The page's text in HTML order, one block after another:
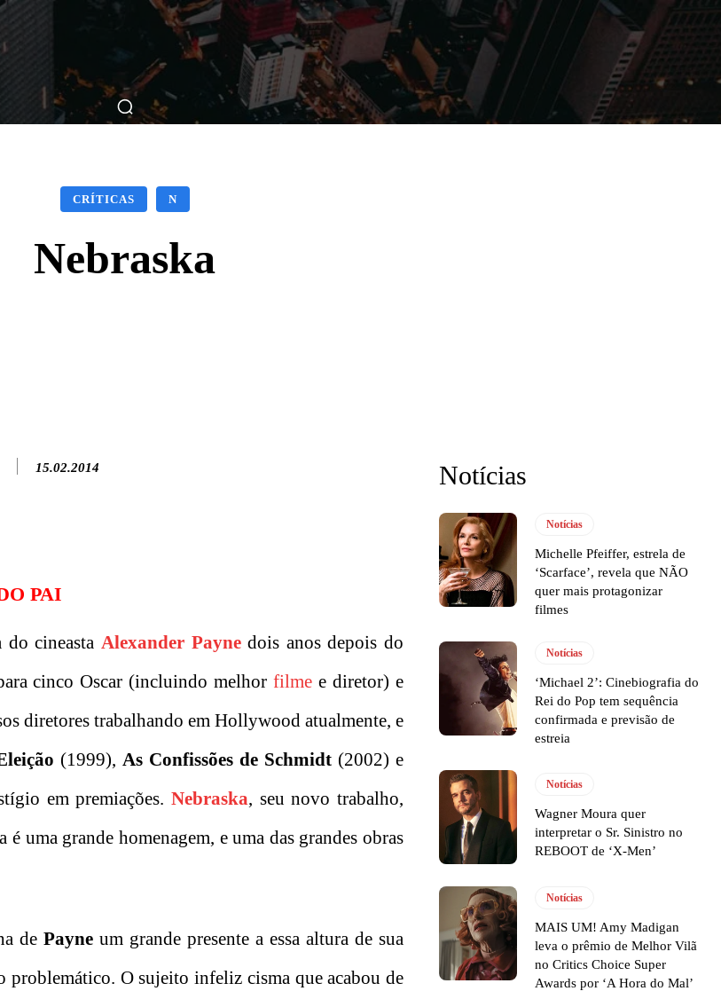
Nos Cinemas Matérias Nos Cinemas Filmes Séries Música Gênero
CRÍTICAS N
Nebraska
15.02.2014
PAI
do cineastaAlexander Paynedois anos depois do
cinco Oscar (incluindo melhorfilme e diretor) e
diretores trabalhando em Hollywood atualmente, e
(1999), As Confissões de Schmidt(2002) e
em premiações.Nebraska, seu novo trabalho,
uma grande homenagem, e uma das grandes obras
de Payneum grande presente a essa altura de sua
O sujeito infeliz cisma que acabou de
Notícias
Notícias
Michelle Pfeiffer, estrela de
‘Scarface’, revela que NÃO
quer mais protagonizar
filmes
Notícias
‘Michael 2’: Cinebiografia do
Rei do Pop tem sequência
confirmada e previsão de
estreia
Notícias
Wagner Moura quer
interpretar o Sr. Sinistro no
REBOOT de ‘X-Men’
Notícias
MAIS UM! Amy Madigan
leva o prêmio de Melhor Vilã
no Critics Choice Super
Awards por ‘A Hora do Mal’